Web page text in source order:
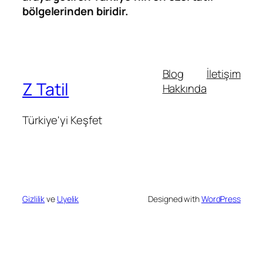
bölgelerinden biridir.
Z Tatil
Türkiye'yi Keşfet
Blog
Hakkında
İletişim
Gizlilikve Uyelik Designed withWordPress